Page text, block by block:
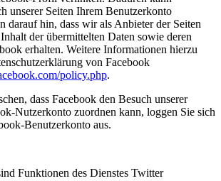
unserer Seiten Ihrem Benutzerkonto
darauf hin, dass wir als Anbieter der Seiten
der übermittelten Daten sowie deren
erhalten. Weitere Informationen hierzu
von Facebook
policy.php.
dass Facebook den Besuch unserer
Nutzerkonto zuordnen kann, loggen Sie sich
Benutzerkonto aus.
Funktionen des Dienstes Twitter